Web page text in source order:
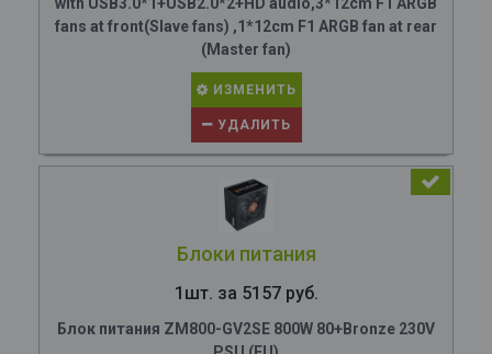
fans at front(Slave fans) ,1*12cm F1 ARGB fan at rear
(Master fan)
ИЗМЕНИТЬ
УДАЛИТЬ
Блоки питания
1шт. за 5157 руб.
Блок питания ZM800-GV2SE 800W 80+Bronze 230V